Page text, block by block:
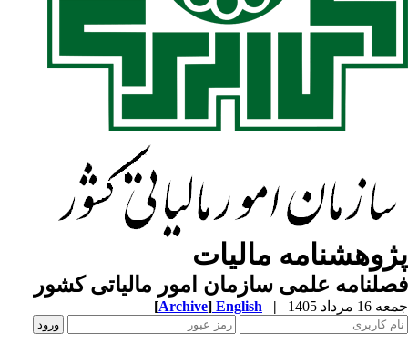
مالیات
علمی سازمان امور مالیاتی کشور
مرداد 1405 |
English
[Archive]